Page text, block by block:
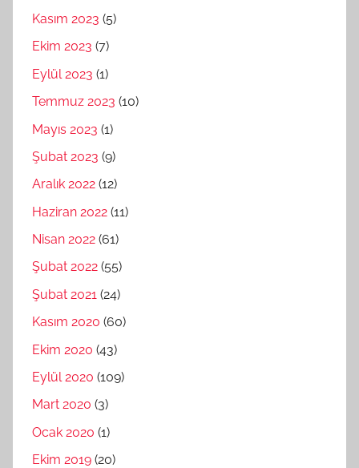
Kasım 2023 (5)
Ekim 2023 (7)
Eylül 2023 (1)
Temmuz 2023 (10)
Mayıs 2023 (1)
Şubat 2023 (9)
Aralık 2022 (12)
Haziran 2022 (11)
Nisan 2022 (61)
Şubat 2022 (55)
Şubat 2021 (24)
Kasım 2020 (60)
Ekim 2020 (43)
Eylül 2020 (109)
Mart 2020 (3)
Ocak 2020 (1)
Ekim 2019 (20)